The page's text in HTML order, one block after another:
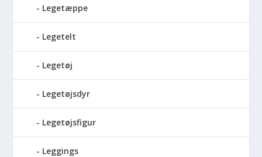
Legetæppe
Legetelt
Legetøj
Legetøjsdyr
Legetøjsfigur
Leggings